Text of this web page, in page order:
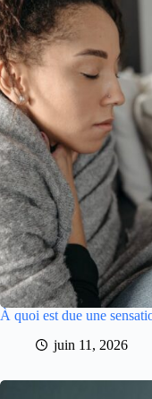
À quoi est due une
juin 11, 2026